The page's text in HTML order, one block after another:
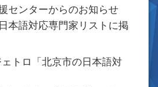
センターからのお知らせ
本語対応専門家リストに掲
トロ「北京市の日本語対